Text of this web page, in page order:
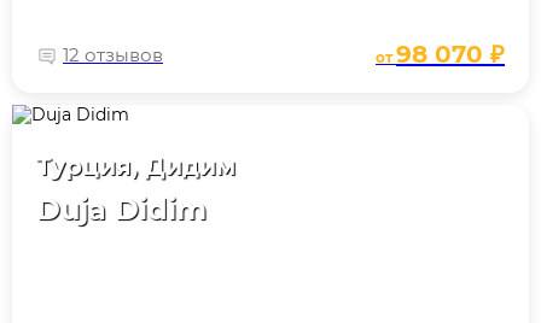
12 отзывов от98 070 ₽
Турция, Дидим
Duja Didim